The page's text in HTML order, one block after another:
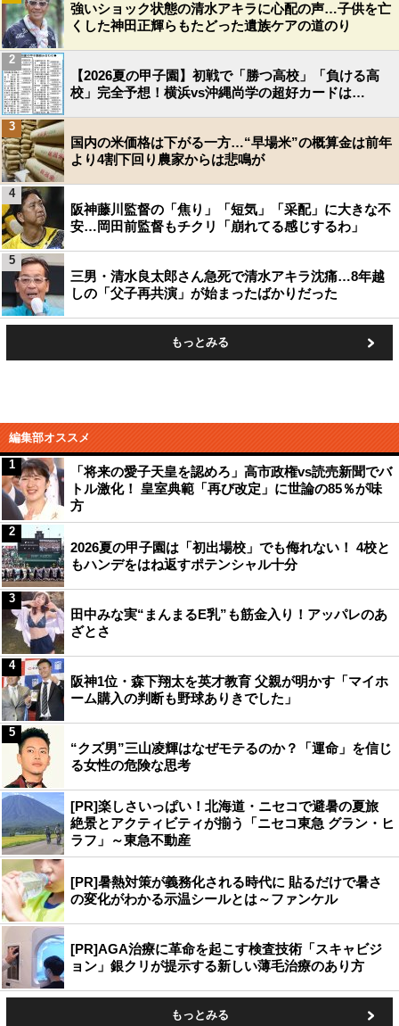
強いショック状態の清水アキラに心配の声…子供を亡
くした神田正輝らもたどった遺族ケアの道のり
【2026夏の甲子園】初戦で「勝つ高校」「負ける高
校」完全予想！横浜vs沖縄尚学の超好カードは…
2
国内の米価格は下がる一方…“早場米”の概算金は前年
より4割下回り農家からは悲鳴が
3
阪神藤川監督の「焦り」「短気」「采配」に大きな不
安…岡田前監督もチクリ「崩れてる感じするわ」
4
三男・清水良太郎さん急死で清水アキラ沈痛…8年越
しの「父子再共演」が始まったばかりだった
5
もっとみる
編集部オススメ
「将来の愛子天皇を認めろ」高市政権vs読売新聞でバ
トル激化！ 皇室典範「再び改定」に世論の85％が味
方
1
2026夏の甲子園は「初出場校」でも侮れない！ 4校と
もハンデをはね返すポテンシャル十分
2
田中みな実“まんまるE乳”も筋金入り！アッパレのあ
ざとさ
3
阪神1位・森下翔太を英才教育 父親が明かす「マイホ
ーム購入の判断も野球ありきでした」
4
“クズ男”三山凌輝はなぜモテるのか？「運命」を信じ
る女性の危険な思考
5
[PR]楽しさいっぱい！北海道・ニセコで避暑の夏旅
絶景とアクティビティが揃う「ニセコ東急 グラン・ヒ
ラフ」～東急不動産
[PR]暑熱対策が義務化される時代に 貼るだけで暑さ
の変化がわかる示温シールとは～ファンケル
[PR]AGA治療に革命を起こす検査技術「スキャビジ
ョン」銀クリが提示する新しい薄毛治療のあり方
もっとみる